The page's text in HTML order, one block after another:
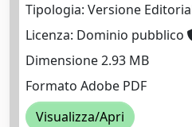
Tipologia: Versione
Licenza: Dominio pubblico
Dimensione 2.93 MB
Formato Adobe PDF
Visualizza/Apri